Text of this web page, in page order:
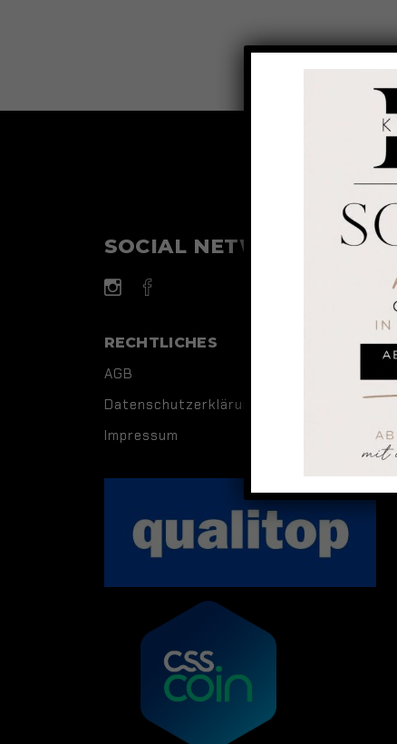
SOCIAL NETWORK
RECHTLICHES
AGB
Datenschutzerklärung
Impressum